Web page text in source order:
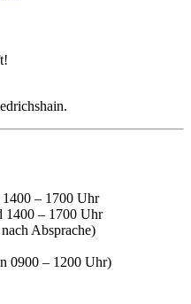
– 1700 Uhr
– 1700 Uhr
Absprache)
0900 – 1200 Uhr)